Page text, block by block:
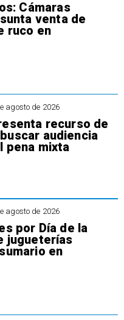
Cámaras
venta de
ruco en
agosto de 2026
recurso de
audiencia
pena mixta
agosto de 2026
por Día de la
jugueterías
en